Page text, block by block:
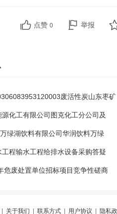
点赞 0 举报
废活性炭山东枣矿
源化工有限公司图克化工分公司及
绿湖饮料有限公司华润饮料万绿
工程输水工程给排水设备采购答疑
危废处置单位招标项目竞争性磋商
关于我们 联系方式| 用户协议 隐私